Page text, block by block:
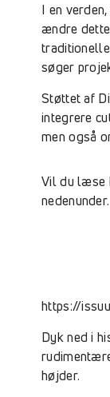
I en
ændre
søger
Støttet af
integrere
men også
Vil du læse
https://
Dyk ned i
højder.